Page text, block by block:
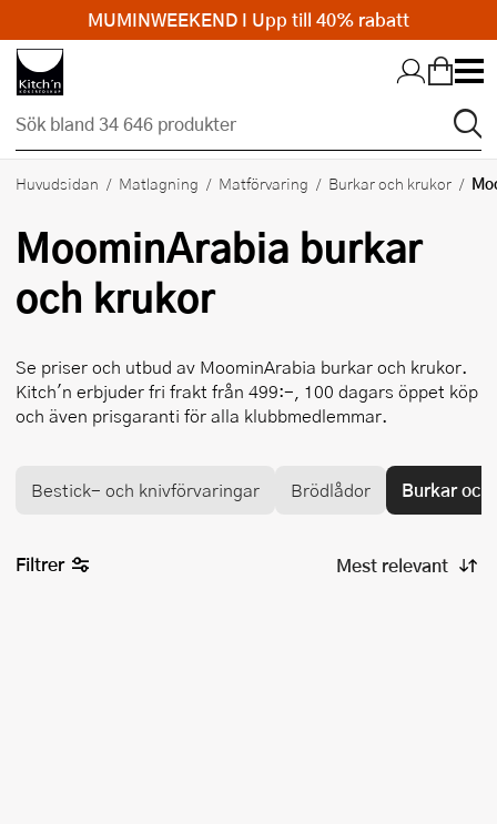
Hopp till huvudinnehållet
Huvudsidan Matlagning Matförvaring Burkar och krukor
MoominArabia burkar
och krukor
Se priser och utbud av MoominArabia burkar och krukor.
Kitch'n erbjuder fri frakt från 499:-, 100 dagars öppet köp
och även prisgaranti för alla klubbmedlemmar.
Bestick- och knivförvaringar Brödlådor Burkar
Filtrer
MUMINWEEKEND I Upp till 40% rabatt